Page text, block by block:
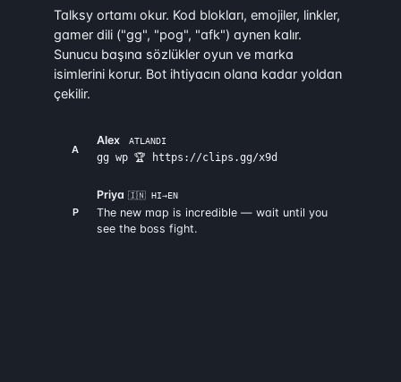
Talksy ortamı okur. Kod blokları, emojiler, linkler,
gamer dili ("gg", "pog", "afk") aynen kalır.
Sunucu başına sözlükler oyun ve marka
isimlerini korur. Bot ihtiyacın olana kadar yoldan
çekilir.
A
Alex ATLANDI
gg wp 🏆 https://clips.gg/x9d
P
Priya 🇮🇳 HI→EN
The new map is incredible — wait until you
see the boss fight.